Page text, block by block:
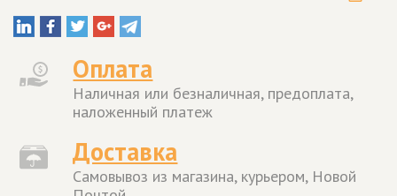
Оплата
Наличная или безналичная, предоплата,
наложенный платеж
Доставка
Самовывоз из магазина, курьером, Новой